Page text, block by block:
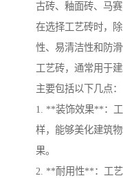
古砖、釉面砖、马赛
在选择工艺砖时，
性、易清洁性和防滑
工艺砖，通常用于
主要包括以下几点：
1. **装饰效果**：
样，能够美化建筑
果。
2. **耐用性**：工艺